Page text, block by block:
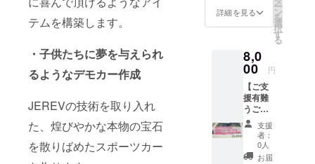
テムを構築します。
・子供たちに夢を与えられ
るようなデモカー作成
JEREVの技術を取り入れ
た、煌びやかな本物の宝石
を散りばめたスポーツカー
布方
法：ダ
同封し
てクー
ポン
コード
が記載
された
カード
を発送
使用方
法：
【クー
クーポ
ン使用
可能場
所：
JEREV
公式オ
ンライ
ショッ
プ
【お届
つい
て】 写
真のダ
イヤモ
ンドは
参考画
像で
す。 実
際のサ
イズは
を1個
・
JEREV
インス
トアに
て使用
して頂
けます
500OFF
クーポ
ン 上記
2点を、
ご登録
詳細を見る ー
ン
を
選
択
す
る
8,0
00 円
【ご支
援有難
うござ
いま
す】 ・
天然ダ
イヤモ
支援
者：
0人
お届